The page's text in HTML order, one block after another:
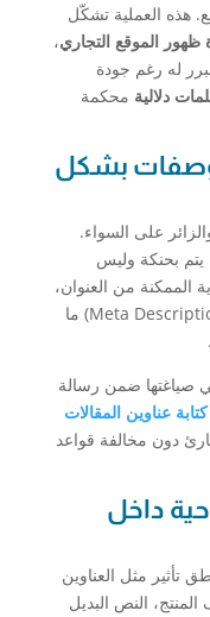
هذه العملية تشكّل
ظهور الموقع التجاري،
له رغم جودة
دلالية محكمة
بشكل
على السواء.
بحنكة وليس
الممكنة من العنوان،
واحرص على أن يتضمن وصف الميتا (Meta Description) ما
صياغتها ضمن رسالة
عناوين المقالات
دون مخالفة قواعد
داخل
تأثير مثل العناوين
وصف المنتج، النص البديل